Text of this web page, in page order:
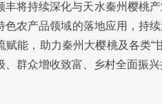
丰将持续深化与天水秦州樱桃
色农产品领域的落地应用，持
赋能，助力秦州大樱桃及各类
、群众增收致富、乡村全面振